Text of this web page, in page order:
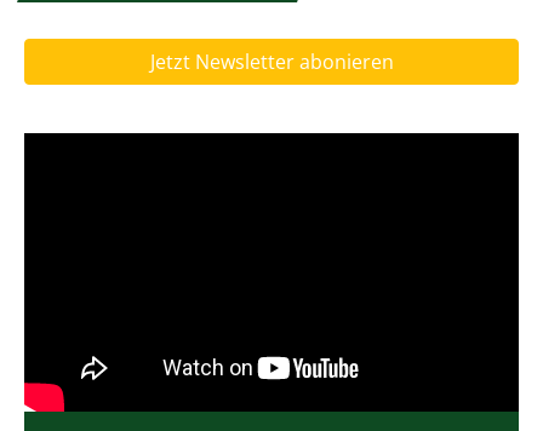
Jetzt Newsletter abonieren